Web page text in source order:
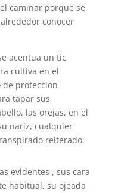
caminar porque se
conocer
acentua un tic
cultiva en el
de proteccion
tapar sus
las orejas, en el
nariz, cualquier
reiterado.
evidentes , sus cara
habitual, su ojeada